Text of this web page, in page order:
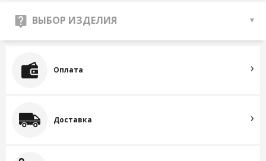
ВЫБОР ИЗДЕЛИЯ
Оплата
Доставка